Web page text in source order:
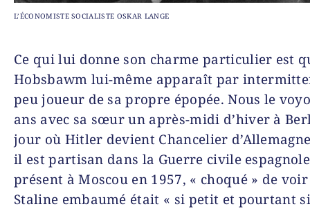
L’ÉCONOMISTE SOCIALISTE OSKAR LANGE
Ce qui lui donne son charme particulier est
Hobsbawm lui-même apparaît par
peu joueur de sa propre épopée. Nous le
ans avec sa sœur un après-midi d’hiver à
jour où Hitler devient Chancelier
il est partisan dans la Guerre civile
présent à Moscou en 1957, « choqué » de
Staline embaumé était « si petit et pourtant